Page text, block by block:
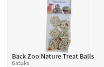
Back Zoo Nature Treat Balls
6 stuks